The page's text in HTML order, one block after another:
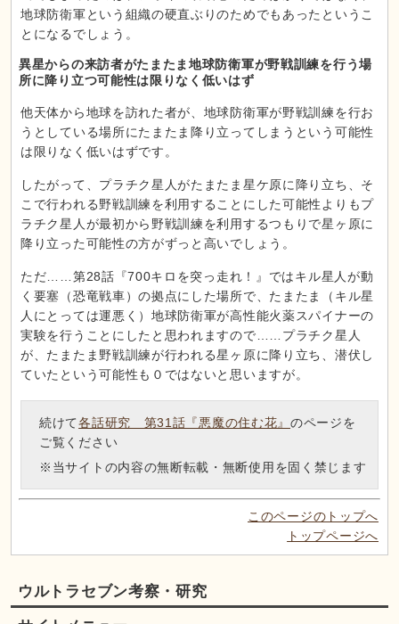
地球防衛軍という組織の硬直ぶりのためでもあったというこ
とになるでしょう。
異星からの来訪者がたまたま地球防衛軍が野戦訓練を行う場
所に降り立つ可能性は限りなく低いはず
他天体から地球を訪れた者が、地球防衛軍が野戦訓練を行お
うとしている場所にたまたま降り立ってしまうという可能性
は限りなく低いはずです。
したがって、プラチク星人がたまたま星ケ原に降り立ち、そ
こで行われる野戦訓練を利用することにした可能性よりもプ
ラチク星人が最初から野戦訓練を利用するつもりで星ヶ原に
降り立った可能性の方がずっと高いでしょう。
ただ……第28話『700キロを突っ走れ！』ではキル星人が動
く要塞（恐竜戦車）の拠点にした場所で、たまたま（キル星
人にとっては運悪く）地球防衛軍が高性能火薬スパイナーの
実験を行うことにしたと思われますので……プラチク星人
が、たまたま野戦訓練が行われる星ヶ原に降り立ち、潜伏し
ていたという可能性も０ではないと思いますが。
続けて各話研究 第31話『悪魔の住む花』のページを
ご覧ください
※当サイトの内容の無断転載・無断使用を固く禁じます
このページのトップへ
トップページへ
ウルトラセブン考察・研究